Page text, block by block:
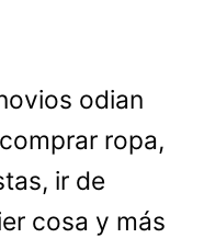
odian
ropa,
ir de
cosa y más